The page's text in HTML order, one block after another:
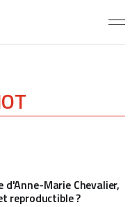
d'Anne-Marie Chevalier,
reproductible ?